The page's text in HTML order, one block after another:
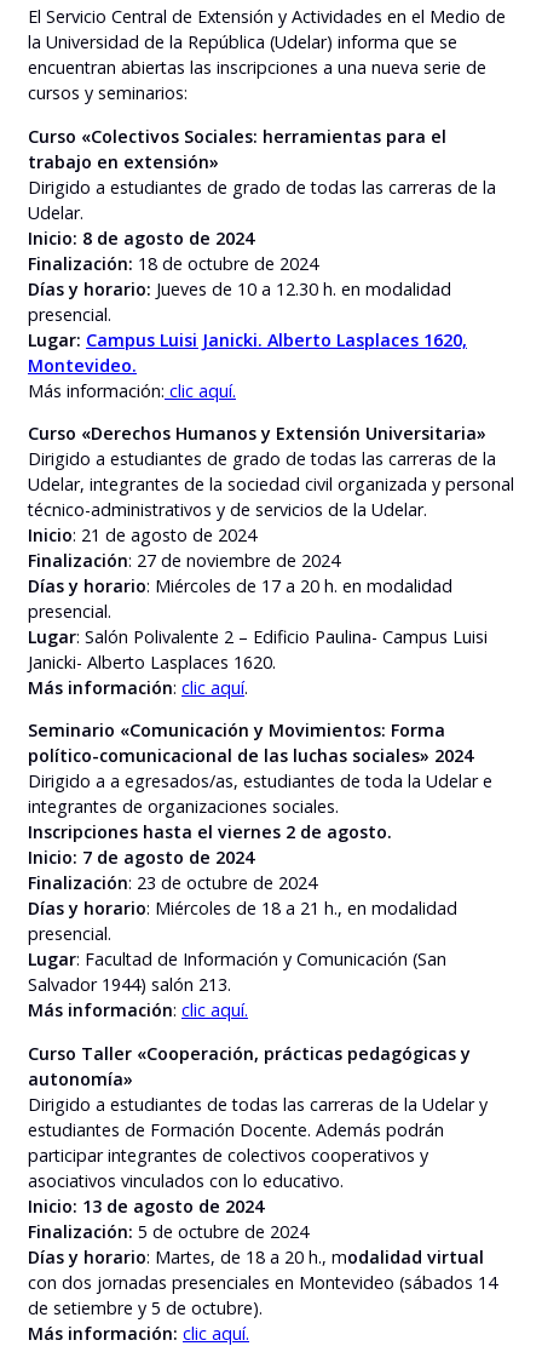
El Servicio Central de Extensión y Actividades en el Medio de
la Universidad de la República (Udelar) informa que se
encuentran abiertas las inscripciones a una nueva serie de
cursos y seminarios:
Curso «Colectivos Sociales: herramientas para el
trabajo en extensión»
Dirigido a estudiantes de grado de todas las carreras de la
Udelar.
Inicio: 8 de agosto de 2024
Finalización: 18 de octubre de 2024
Días y horario: Jueves de 10 a 12.30 h. en modalidad
presencial.
Lugar: Campus Luisi Janicki. Alberto Lasplaces 1620,
Montevideo.
Más información: clic aquí.
Curso «Derechos Humanos y Extensión Universitaria»
Dirigido a estudiantes de grado de todas las carreras de la
Udelar, integrantes de la sociedad civil organizada y personal
técnico-administrativos y de servicios de la Udelar.
Inicio: 21 de agosto de 2024
Finalización: 27 de noviembre de 2024
Días y horario: Miércoles de 17 a 20 h. en modalidad
presencial.
Lugar: Salón Polivalente 2 – Edificio Paulina- Campus Luisi
Janicki- Alberto Lasplaces 1620.
Más información: clic aquí.
Seminario «Comunicación y Movimientos: Forma
político-comunicacional de las luchas sociales» 2024
Dirigido a a egresados/as, estudiantes de toda la Udelar e
integrantes de organizaciones sociales.
Inscripciones hasta el viernes 2 de agosto.
Inicio: 7 de agosto de 2024
Finalización: 23 de octubre de 2024
Días y horario: Miércoles de 18 a 21 h., en modalidad
presencial.
Lugar: Facultad de Información y Comunicación (San
Salvador 1944) salón 213.
Más información: clic aquí.
Curso Taller «Cooperación, prácticas pedagógicas y
autonomía»
Dirigido a estudiantes de todas las carreras de la Udelar y
estudiantes de Formación Docente. Además podrán
participar integrantes de colectivos cooperativos y
asociativos vinculados con lo educativo.
Inicio: 13 de agosto de 2024
Finalización: 5 de octubre de 2024
Días y horario: Martes, de 18 a 20 h., modalidad virtual
con dos jornadas presenciales en Montevideo (sábados 14
de setiembre y 5 de octubre).
Más información: clic aquí.